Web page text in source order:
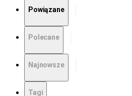
Powiązane
Polecane
Najnowsze
Tagi